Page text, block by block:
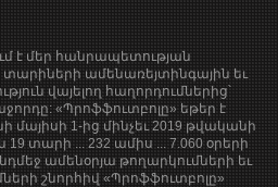
է մեր հանրապետության
տարիների ամենառեյտինգային եւ
վայելող հաղորդումներից՝
«Պրոֆֆուտբոլը» եթեր է
մայիսի 1-ից մինչեւ 2019 թվականի
տարի ... 232 ամիս ... 7.060 օրերի
ամենօրյա թողարկումների եւ
շնորհիվ «Պրոֆֆուտբոլը»